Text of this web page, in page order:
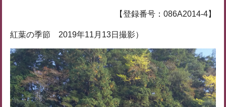
【登録番号：086A2014-4】
紅葉の季節 2019年11月13日撮影）